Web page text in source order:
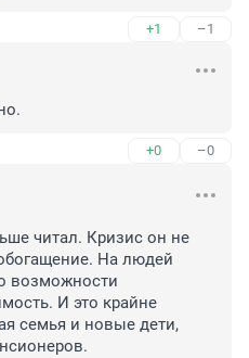
+1 –1
+0 –0
читал. Кризис он не
На людей
возможности
И это крайне
семья и новые дети,